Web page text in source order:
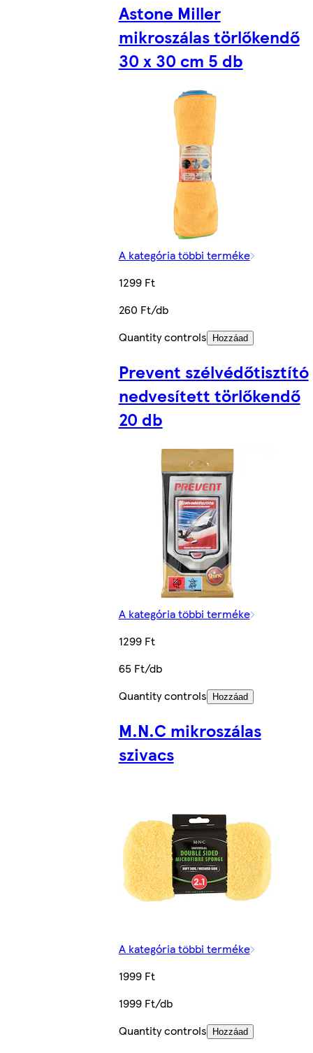
Astone Miller
mikroszálas törlőkendő
30 x 30 cm 5 db
A kategória többi terméke
1299 Ft
260 Ft/db
Quantity controls
Hozzáad
Prevent szélvédőtisztító
nedvesített törlőkendő
20 db
A kategória többi terméke
1299 Ft
65 Ft/db
Quantity controls
Hozzáad
M.N.C mikroszálas
szivacs
A kategória többi terméke
1999 Ft
1999 Ft/db
Quantity controls
Hozzáad